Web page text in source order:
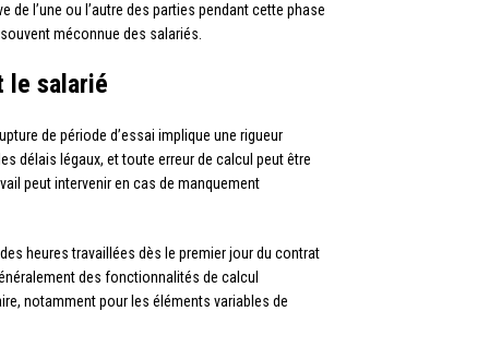
de l’une ou l’autre des parties pendant cette phase
méconnue des salariés.
le salarié
de période d’essai implique une rigueur
délais légaux, et toute erreur de calcul peut être
peut intervenir en cas de manquement
heures travaillées dès le premier jour du contrat
des fonctionnalités de calcul
notamment pour les éléments variables de